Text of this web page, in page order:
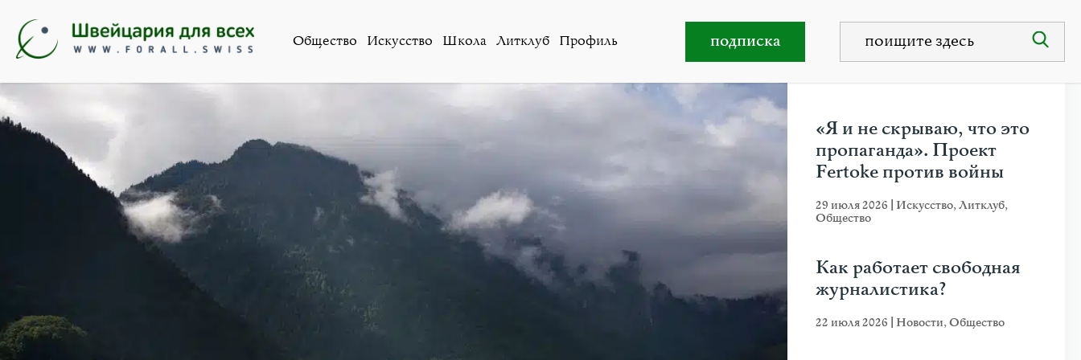
Общество Искусство Школа Литклуб Профиль подписка
«Я и не скрываю, что это
пропаганда». Проект
Fertoke против войны
29 июля 2026 Искусство,Литклуб,
Общество
Как работает свободная
журналистика?
22 июля 2026 Новости,Общество